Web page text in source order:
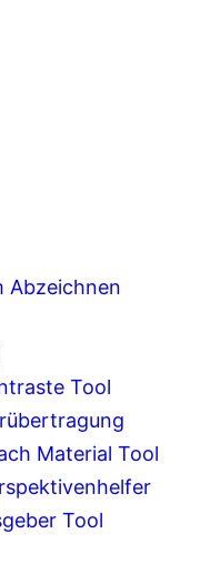
Abzeichnen
Tool
Material Tool
Tool